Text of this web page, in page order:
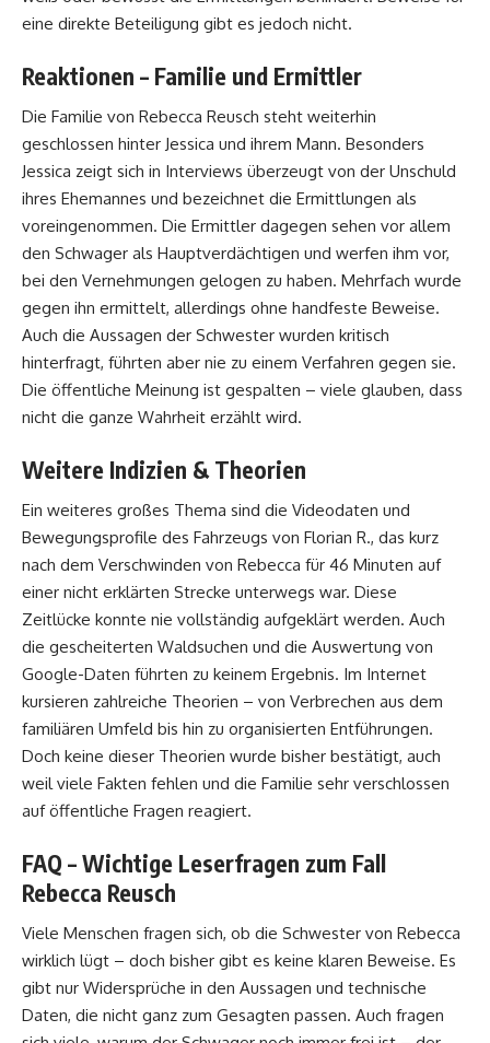
eine direkte Beteiligung gibt es jedoch nicht.
Reaktionen – Familie und Ermittler
Die Familie von Rebecca Reusch steht weiterhin
geschlossen hinter Jessica und ihrem Mann. Besonders
Jessica zeigt sich in Interviews überzeugt von der Unschuld
ihres Ehemannes und bezeichnet die Ermittlungen als
voreingenommen. Die Ermittler dagegen sehen vor allem
den Schwager als Hauptverdächtigen und werfen ihm vor,
bei den Vernehmungen gelogen zu haben. Mehrfach wurde
gegen ihn ermittelt, allerdings ohne handfeste Beweise.
Auch die Aussagen der Schwester wurden kritisch
hinterfragt, führten aber nie zu einem Verfahren gegen sie.
Die öffentliche Meinung ist gespalten – viele glauben, dass
nicht die ganze Wahrheit erzählt wird.
Weitere Indizien & Theorien
Ein weiteres großes Thema sind die Videodaten und
Bewegungsprofile des Fahrzeugs von Florian R., das kurz
nach dem Verschwinden von Rebecca für 46 Minuten auf
einer nicht erklärten Strecke unterwegs war. Diese
Zeitlücke konnte nie vollständig aufgeklärt werden. Auch
die gescheiterten Waldsuchen und die Auswertung von
Google-Daten führten zu keinem Ergebnis. Im Internet
kursieren zahlreiche Theorien – von Verbrechen aus dem
familiären Umfeld bis hin zu organisierten Entführungen.
Doch keine dieser Theorien wurde bisher bestätigt, auch
weil viele Fakten fehlen und die Familie sehr verschlossen
auf öffentliche Fragen reagiert.
FAQ – Wichtige Leserfragen zum Fall
Rebecca Reusch
Viele Menschen fragen sich, ob die Schwester von Rebecca
wirklich lügt – doch bisher gibt es keine klaren Beweise. Es
gibt nur Widersprüche in den Aussagen und technische
Daten, die nicht ganz zum Gesagten passen. Auch fragen